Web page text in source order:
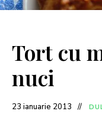
Tort cu
nuci
23 ianuarie 2013